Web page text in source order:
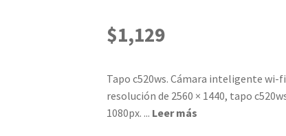
$1,129
Tapo c520ws. Cámara inteligente wi-fi
resolución de 2560 × 1440, tapo
1080px.  ... Leer más